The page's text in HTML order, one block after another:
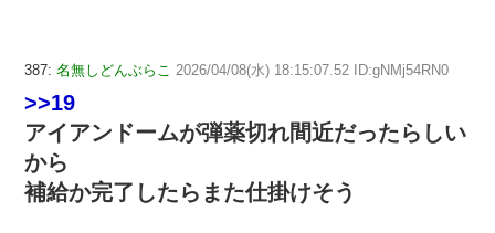
387: 名無しどんぶらこ 2026/04/08(水) 18:15:07.52 ID:gNMj54RN0
>>19
アイアンドームが弾薬切れ間近だったらしい
から
補給か完了したらまた仕掛けそう